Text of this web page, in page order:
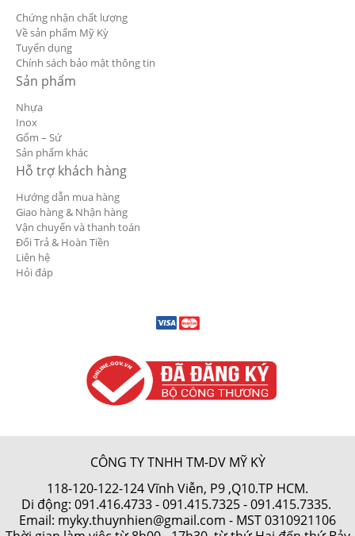
Chứng nhận chất lượng
Về sản phẩm Mỹ Kỳ
Tuyển dụng
Chính sách bảo mật thông tin
Sản phẩm
Nhựa
Inox
Gốm – Sứ
Sản phẩm khác
Hỗ trợ khách hàng
Hướng dẫn mua hàng
Giao hàng & Nhận hàng
Vận chuyển và thanh toán
Đổi Trả & Hoàn Tiền
Liên hệ
Hỏi đáp
CÔNG TY TNHH TM-DV MỸ KỲ
118-120-122-124 Vĩnh Viễn, P9 ,Q10.TP HCM.
Di động: 091.416.4733-091.415.7325- 091.415.7335.
Email: myky.thuynhien@gmail.com - MST 0310921106